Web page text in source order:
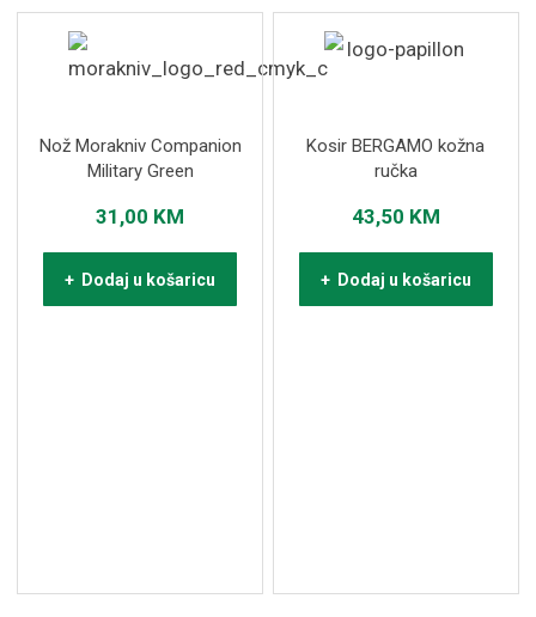
Nož Morakniv Companion
Military Green
31,00 KM
+ Dodaj u košaricu
Kosir BERGAMO kožna
ručka
43,50 KM
+ Dodaj u košaricu